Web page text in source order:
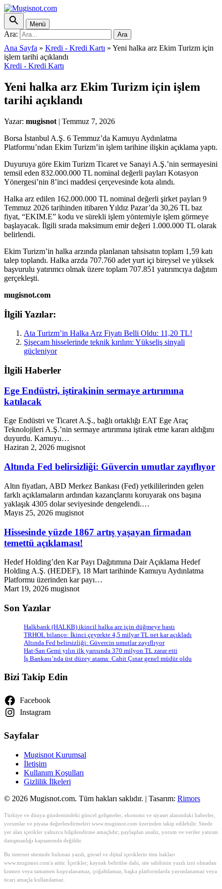
Menü
Ara: Ara
Ana Sayfa » Kredi - Kredi Kartı » Yeni halka arz Ekim Turizm için
işlem tarihi açıklandı
Kredi - Kredi Kartı
Yeni halka arz Ekim Turizm için işlem
tarihi açıklandı
Yazar: mugisnot | Temmuz 7, 2026
Borsa İstanbul A.Ş. 6 Temmuz’da Kamuyu Aydınlatma
Platformu’ndan Ekim Turizm’in işlem tarihine ilişkin açıklama yaptı.
Duyuruya göre Ekim Turizm Ticaret ve Sanayi A.Ş.’nin sermayesini
temsil eden 832.000.000 TL nominal değerli payları Kotasyon
Yönergesi’nin 8’inci maddesi çerçevesinde kota alındı.
Halka arz edilen 162.000.000 TL nominal değerli şirket payları 9
Temmuz 2026 tarihinden itibaren Yıldız Pazar’da 30,26 TL baz
fiyat, “EKIM.E” kodu ve sürekli işlem yöntemiyle işlem görmeye
başlayacak. İlgili sırada maksimum emir değeri 1.000.000 TL olarak
belirlendi.
Ekim Turizm’in halka arzında planlanan tahsisatın toplam 1,59 katı
talep toplandı. Halka arzda 707.760 adet yurt içi bireysel ve yüksek
başvurulu yatırımcı olmak üzere toplam 707.851 yatırımcıya dağıtım
gerçekleşti.
mugisnot.com
İlgili Yazılar:
Ata Turizm’in Halka Arz Fiyatı Belli Oldu: 11,20 TL!
Şişecam hisselerinde teknik kırılım: Yükseliş sinyali
güçleniyor
İlgili Haberler
Ege Endüstri, iştirakinin sermaye artırımına
katılacak
Ege Endüstri ve Ticaret A.Ş., bağlı ortaklığı EAT Ege Araç
Teknolojileri A.Ş.’nin sermaye artırımına iştirak etme kararı aldığını
duyurdu. Kamuyu…
Haziran 2, 2026 mugisnot
Altında Fed belirsizliği: Güvercin umutlar zayıflıyor
Altın fiyatları, ABD Merkez Bankası (Fed) yetkililerinden gelen
farklı açıklamaların ardından kazançlarını koruyarak ons başına
yaklaşık 4305 dolar seviyesinde dengelendi.…
Mayıs 25, 2026 mugisnot
Hissesinde yüzde 1867 artış yaşayan firmadan
temettü açıklaması!
Hedef Holding’den Kar Payı Dağıtımına Dair Açıklama Hedef
Holding A.Ş. (HEDEF), 18 Mart tarihinde Kamuyu Aydınlatma
Platformu üzerinden kar payı…
Mart 19, 2026 mugisnot
Son Yazılar
Halkbank (HALKB) ikincil halka arz için düğmeye bastı
TRHOL bilanço: İkinci çeyrekte 4,5 milyar TL net kar açıkladı
Altında Fed belirsizliği: Güvercin umutlar zayıflıyor
Hat-San Gemi yılın ilk yarısında 370 milyon TL zarar etti
İş Bankası’nda üst düzey atama: Cahit Çınar genel müdür oldu
Bizi Takip Edin
Facebook
Instagram
Sayfalar
Mugisnot Kurumsal
İletişim
Kullanım Koşulları
Gizlilik İlkeleri
© 2026 Mugisnot.com. Tüm hakları saklıdır. | Tasarım: Rimors
Türkiye ve dünya gündemindeki güncel gelişmeler, ekonomi ve siyaset alanındaki haberler,
yorumlar ve piyasa değerlendirmeleri www.mugisnot.com üzerinden takip edilebilir. Sitede
yer alan içerikler yalnızca bilgilendirme amaçlıdır; paylaşılan analiz, yorum ve veriler yatırım
danışmanlığı kapsamında değildir.
Bu internet sitesinde bulunan yazılı, görsel ve dijital içeriklerin tüm hakları
www.mugisnot.com'a aittir. İçerikler; kaynak belirtilse dahi, site sahibinin yazılı izni olmadan
kısmen veya tamamen kopyalanamaz, çoğaltılamaz, başka platformlarda yayımlanamaz veya
ticari amaçla kullanılamaz.